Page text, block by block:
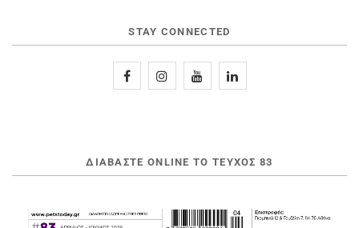
STAY CONNECTED
ΔΙΑΒΆΣΤΕ ONLINE ΤΟ ΤΕΎΧΟΣ 83